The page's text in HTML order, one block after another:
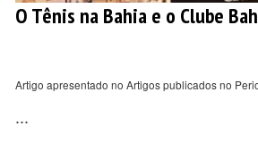
O Tênis na Bahia e o Clube
Artigo apresentado no Artigos publicados no
...